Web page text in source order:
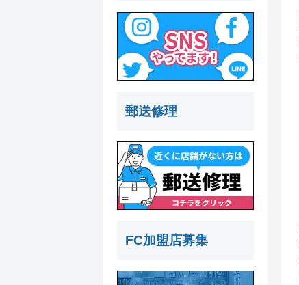
郵送修理
FC加盟店募集